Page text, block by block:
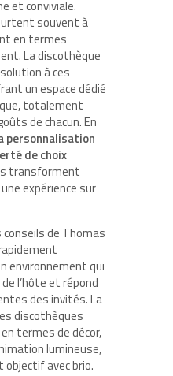
et conviviale.
souvent à
en termes
La discothèque
à ces
un espace dédié
totalement
de chacun. En
personnalisation
de choix
transforment
expérience sur
de Thomas
environnement qui
l’hôte et répond
des invités. La
discothèques
termes de décor,
lumineuse,
avec brio.